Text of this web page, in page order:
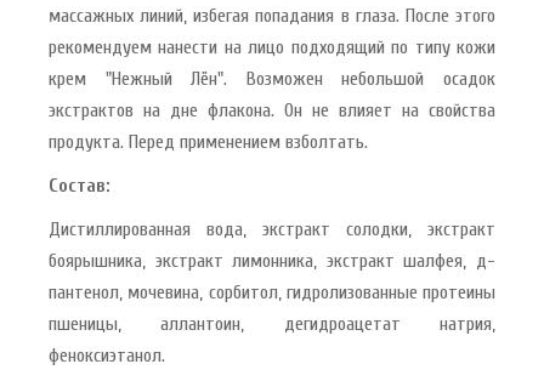
массажных линий, избегая попадания в глаза. После этого
рекомендуем нанести на лицо подходящий по типу кожи
крем "Нежный Лён". Возможен небольшой осадок
экстрактов на дне флакона. Он не влияет на свойства
продукта. Перед применением взболтать.
Состав:
Дистиллированная вода, экстракт солодки, экстракт
боярышника, экстракт лимонника, экстракт шалфея, д-
пантенол, мочевина, сорбитол, гидролизованные протеины
пшеницы, аллантоин, дегидроацетат натрия,
феноксиэтанол.